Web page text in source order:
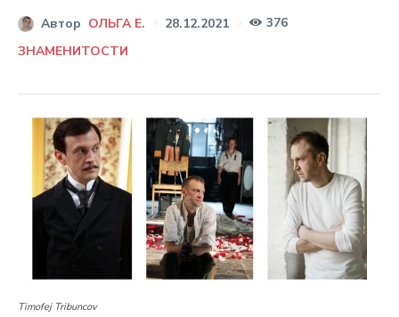
Автор ОЛЬГА Е. 28.12.2021
376
ЗНАМЕНИТОСТИ
Timofej Tribuncov